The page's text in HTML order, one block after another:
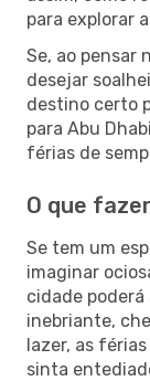
para explorar
Se, ao pensar
desejar
destino certo
para Abu
férias de
O que
Se tem um
imaginar
cidade
inebriante,
lazer, as
sinta